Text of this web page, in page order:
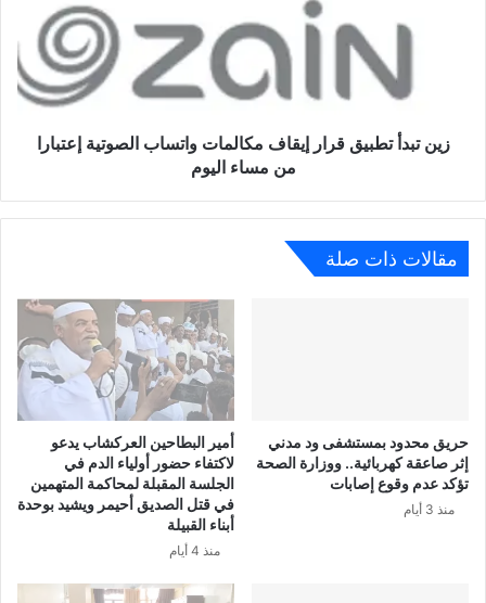
زين تبدأ تطبيق قرار إيقاف مكالمات واتساب الصوتية إعتبارا
من مساء اليوم
مقالات ذات صلة
حريق محدود بمستشفى ود مدني
إثر صاعقة كهربائية.. ووزارة الصحة
تؤكد عدم وقوع إصابات
منذ 3 أيام
أمير البطاحين العركشاب يدعو
لاكتفاء حضور أولياء الدم في
الجلسة المقبلة لمحاكمة المتهمين
في قتل الصديق أحيمر ويشيد بوحدة
أبناء القبيلة
منذ 4 أيام